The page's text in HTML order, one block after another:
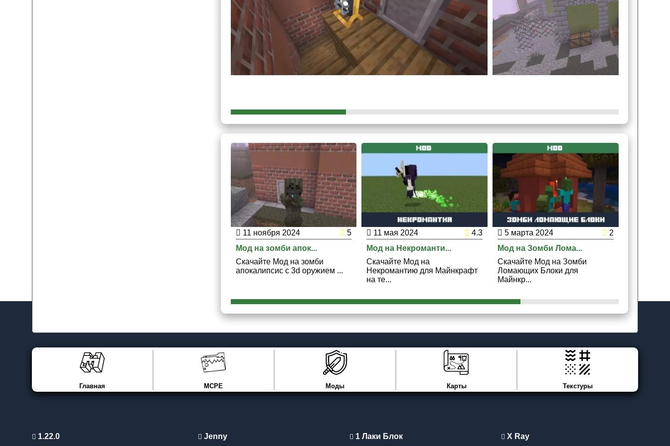
Особое внимание автор мода на зомби апокалипсис с 3d оружием для Minecraft PE уделил структурам.
Теперь главный герой может посетить самые различные локации. Начиная от частных домов, заканчивая
опаснейшими военными базами, которые стали главным оплотом человечества.
В зависимости от расположения главный герой можетнайти различный лут. При этом консервная банка
может лежать с редчайшим костюмом маскировки.
11 ноября 2024
5
Мод на зомби апок...
Скачайте Мод на зомби
апокалипсис с 3d оружием ...
11 мая 2024
4.3
Мод на Некроманти...
Скачайте Мод на
Некромантию для Майнкрафт
на те...
5 марта 2024
2
Мод на Зомби Лома...
Скачайте Мод на Зомби
Ломающих Блоки для
Майнкр...
Главная MCPE Моды Карты Текстуры
1.22.0 Jenny 1 Лаки Блок X Ray